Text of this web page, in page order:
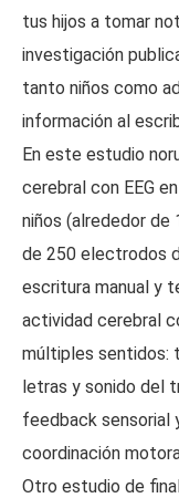
tus hijos a tomar
investigación
tanto niños como
información al
En este estudio
cerebral con EEG
niños (alrededor de
de 250 electrodos
escritura manual y
actividad cerebral
múltiples sentidos:
letras y sonido del
feedback sensorial
coordinación
Otro estudio de